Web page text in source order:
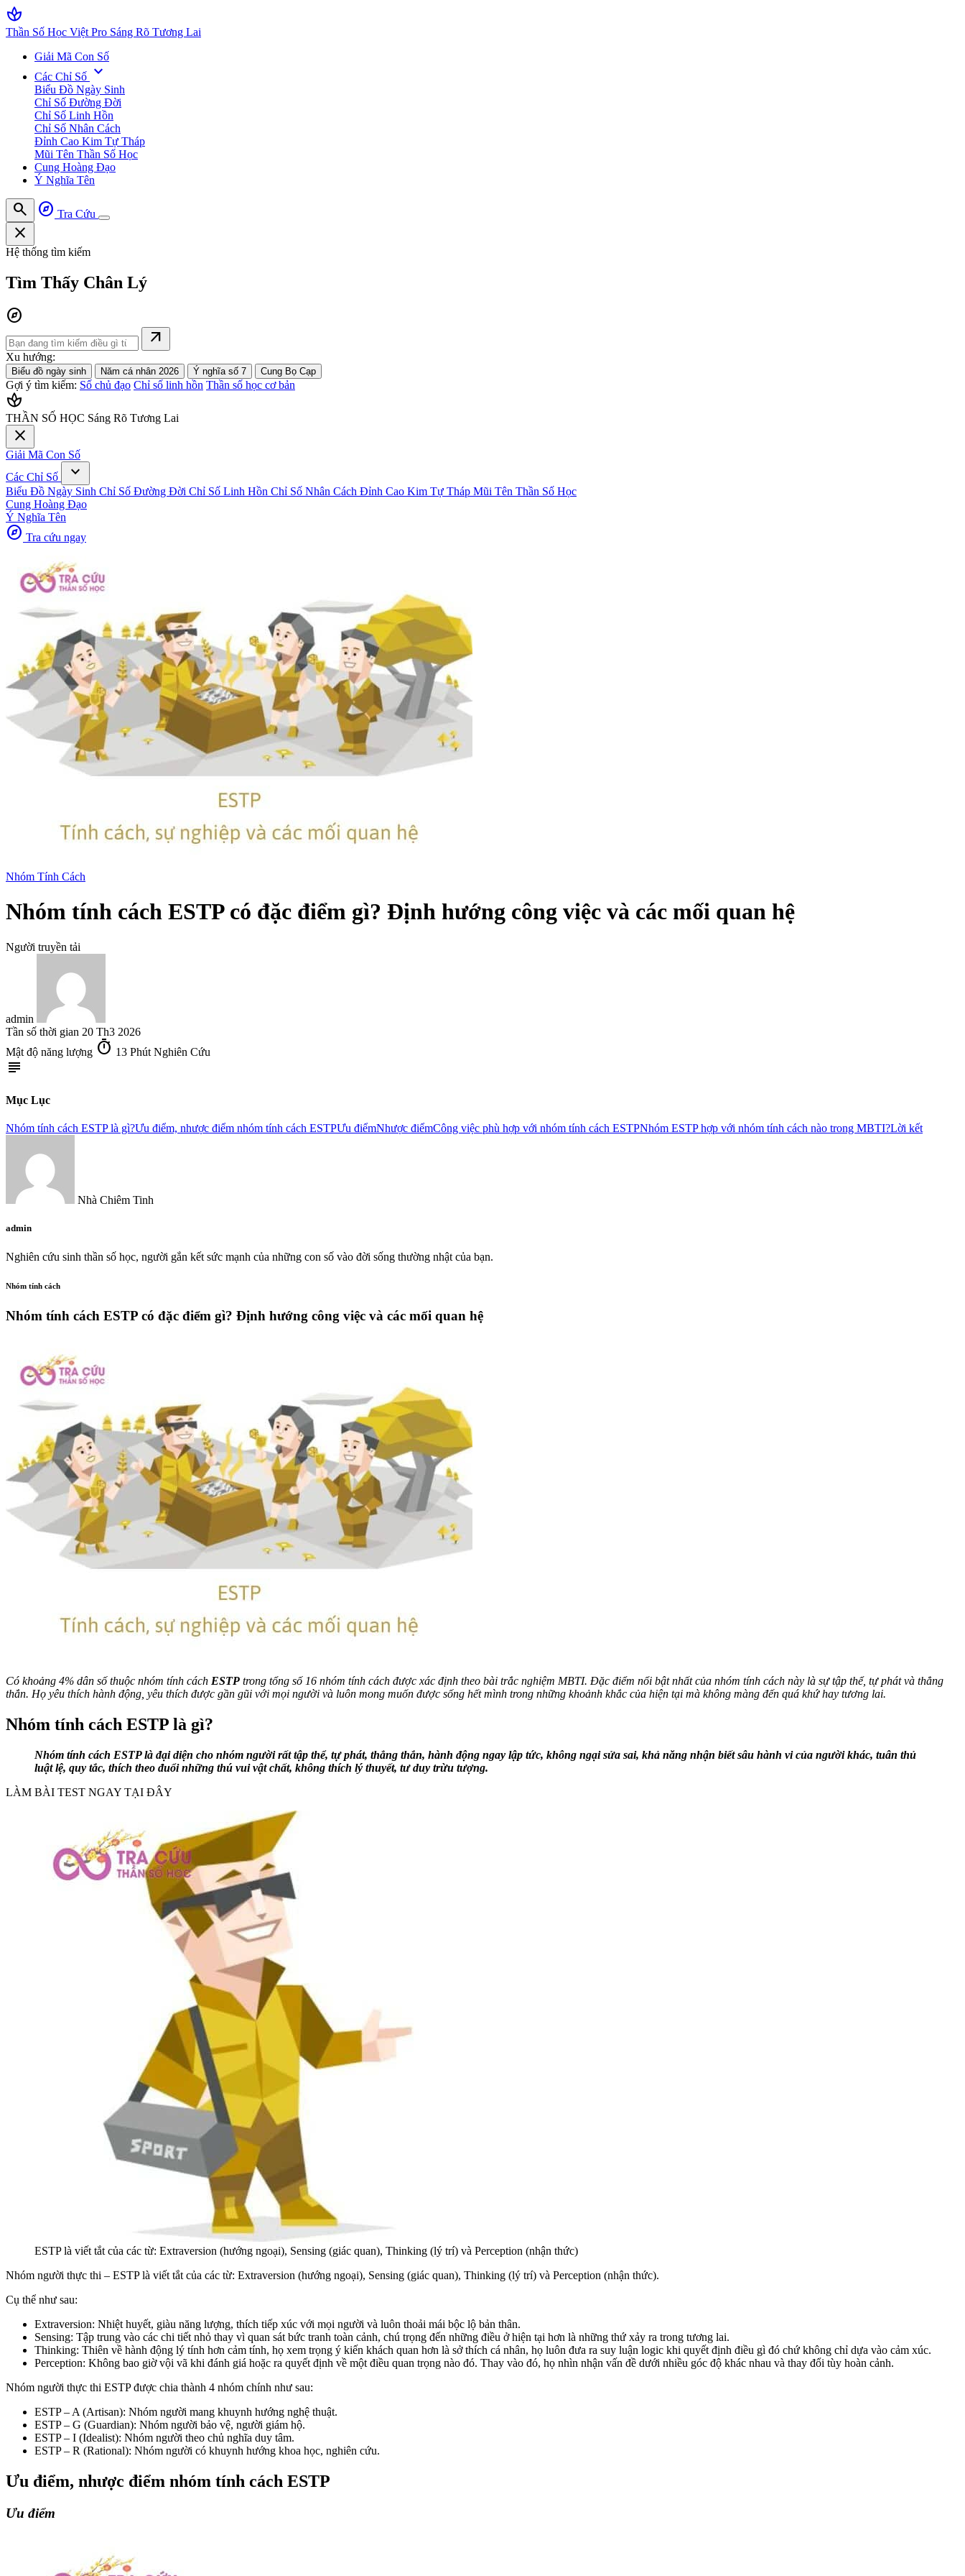
spa
Thần Số Học Việt Pro Sáng Rõ Tương Lai
Giải Mã Con Số
Các Chỉ Số expand_more
Biểu Đồ Ngày Sinh
Chỉ Số Đường Đời
Chỉ Số Linh Hồn
Chỉ Số Nhân Cách
Đỉnh Cao Kim Tự Tháp
Mũi Tên Thần Số Học
Cung Hoàng Đạo
Ý Nghĩa Tên
search explore Tra Cứu
close
Hệ thống tìm kiếm
Tìm Thấy Chân Lý
explore
arrow_outward
Xu hướng:
Biểu đồ ngày sinh Năm cá nhân 2026 Ý nghĩa số 7 Cung Bọ Cạp
Gợi ý tìm kiếm: Số chủ đạo Chỉ số linh hồn Thần số học cơ bản
spa
THẦN SỐ HỌC Sáng Rõ Tương Lai
close
Giải Mã Con Số
Các Chỉ Số
expand_more
Biểu Đồ Ngày Sinh Chỉ Số Đường Đời Chỉ Số Linh Hồn Chỉ Số Nhân Cách Đỉnh Cao Kim Tự Tháp Mũi Tên Thần Số Học
Cung Hoàng Đạo
Ý Nghĩa Tên
explore Tra cứu ngay
Nhóm Tính Cách
Nhóm tính cách ESTP có đặc điểm gì? Định hướng công việc và các mối quan hệ
Người truyền tải
admin
Tần số thời gian 20 Th3 2026
Mật độ năng lượng timer 13 Phút Nghiên Cứu
subject
Mục Lục
Nhóm tính cách ESTP là gì?Ưu điểm, nhược điểm nhóm tính cách ESTPƯu điểmNhược điểmCông việc phù hợp với nhóm tính cách ESTPNhóm ESTP hợp với nhóm tính cách nào trong MBTI?Lời kết
Nhà Chiêm Tinh
admin
Nghiên cứu sinh thần số học, người gắn kết sức mạnh của những con số vào đời sống thường nhật của bạn.
Nhóm tính cách
Nhóm tính cách ESTP có đặc điểm gì? Định hướng công việc và các mối quan hệ
Có khoảng 4% dân số thuộc nhóm tính cách ESTP trong tổng số 16 nhóm tính cách được xác định theo bài trắc nghiệm MBTI. Đặc điểm nổi bật nhất của nhóm tính cách này là sự tập thể, tự phát và thẳng
thắn. Họ yêu thích hành động, yêu thích được gần gũi với mọi người và luôn mong muốn được sống hết mình trong những khoảnh khắc của hiện tại mà không màng đến quá khứ hay tương lai.
Nhóm tính cách ESTP là gì?
Nhóm tính cách ESTP là đại diện cho nhóm người rất tập thể, tự phát, thẳng thắn, hành động ngay lập tức, không ngại sửa sai, khả năng nhận biết sâu hành vi của người khác, tuân thủ
luật lệ, quy tắc, thích theo đuổi những thú vui vật chất, không thích lý thuyết, tư duy trừu tượng.
LÀM BÀI TEST NGAY TẠI ĐÂY
ESTP là viết tắt của các từ: Extraversion (hướng ngoại), Sensing (giác quan), Thinking (lý trí) và Perception (nhận thức)
Nhóm người thực thi – ESTP là viết tắt của các từ: Extraversion (hướng ngoại), Sensing (giác quan), Thinking (lý trí) và Perception (nhận thức).
Cụ thể như sau:
Extraversion: Nhiệt huyết, giàu năng lượng, thích tiếp xúc với mọi người và luôn thoải mái bộc lộ bản thân.
Sensing: Tập trung vào các chi tiết nhỏ thay vì quan sát bức tranh toàn cảnh, chú trọng đến những điều ở hiện tại hơn là những thứ xảy ra trong tương lai.
Thinking: Thiên về hành động lý tính hơn cảm tính, họ xem trọng ý kiến khách quan hơn là sở thích cá nhân, họ luôn đưa ra suy luận logic khi quyết định điều gì đó chứ không chỉ dựa vào cảm xúc.
Perception: Không bao giờ vội vã khi đánh giá hoặc ra quyết định về một điều quan trọng nào đó. Thay vào đó, họ nhìn nhận vấn đề dưới nhiều góc độ khác nhau và thay đổi tùy hoàn cảnh.
Nhóm người thực thi ESTP được chia thành 4 nhóm chính như sau:
ESTP – A (Artisan): Nhóm người mang khuynh hướng nghệ thuật.
ESTP – G (Guardian): Nhóm người bảo vệ, người giám hộ.
ESTP – I (Idealist): Nhóm người theo chủ nghĩa duy tâm.
ESTP – R (Rational): Nhóm người có khuynh hướng khoa học, nghiên cứu.
Ưu điểm, nhược điểm nhóm tính cách ESTP
Ưu điểm